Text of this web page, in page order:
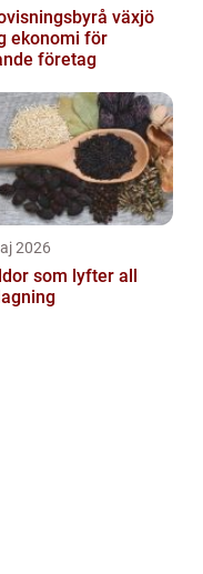
växjö
ekonomi för
företag
2026
som lyfter all